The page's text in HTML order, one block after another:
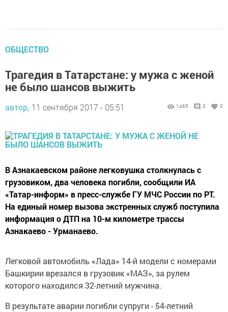
ОБЩЕСТВО
Трагедия в Татарстане: у мужа с женой
не было шансов выжить
автор, 11 сентября 2017 - 05:51 1465 0 0
В Азнакаевском районе легковушка столкнулась с
грузовиком, два человека погибли, сообщили ИА
«Татар-информ» в пресс-службе ГУ МЧС России по РТ.
На единый номер вызова экстренных служб поступила
информация о ДТП на 10-м километре трассы
Азнакаево - Урманаево.
Легковой автомобиль «Лада» 14-й модели с номерами
Башкирии врезался в грузовик «МАЗ», за рулем
которого находился 32-летний мужчина.
В результате аварии погибли супруги - 54-летний